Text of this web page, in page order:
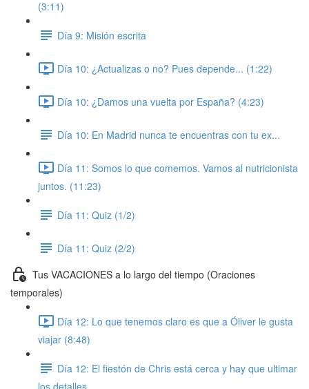
(3:11)
Día 9: Misión escrita
Día 10: ¿Actualizas o no? Pues depende... (1:22)
Día 10: ¿Damos una vuelta por España? (4:23)
Día 10: En Madrid nunca te encuentras con tu ex...
Día 11: Somos lo que comemos. Vamos al nutricionista
juntos. (11:23)
Día 11: Quiz (1/2)
Día 11: Quiz (2/2)
Tus VACACIONES a lo largo del tiempo (Oraciones
temporales)
Día 12: Lo que tenemos claro es que a Óliver le gusta
viajar (8:48)
Día 12: El fiestón de Chris está cerca y hay que ultimar
los detalles